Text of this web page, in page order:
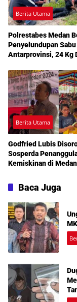
Berita Utama
Polrestabes Medan
Penyelundupan Sabu
Antarprovinsi, 24 Kg
Berita Utama
Godfried Lubis
Sosperda
Kemiskinan di
Jalan Mati hingga
Bantuan
Baca Juga